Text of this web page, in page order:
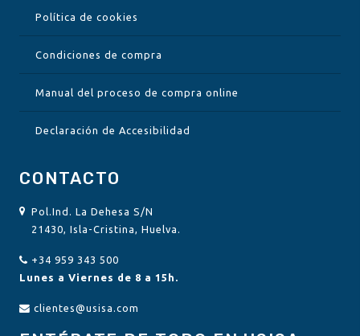
Política de cookies
Condiciones de compra
Manual del proceso de compra online
Declaración de Accesibilidad
CONTACTO
Pol.Ind. La Dehesa S/N
21430, Isla-Cristina, Huelva.
+34 959 343 500
Lunes a Viernes de 8 a 15h.
clientes@usisa.com